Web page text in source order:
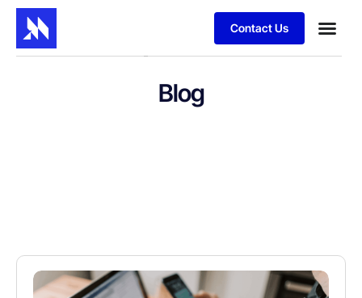
Contact Us
Blog